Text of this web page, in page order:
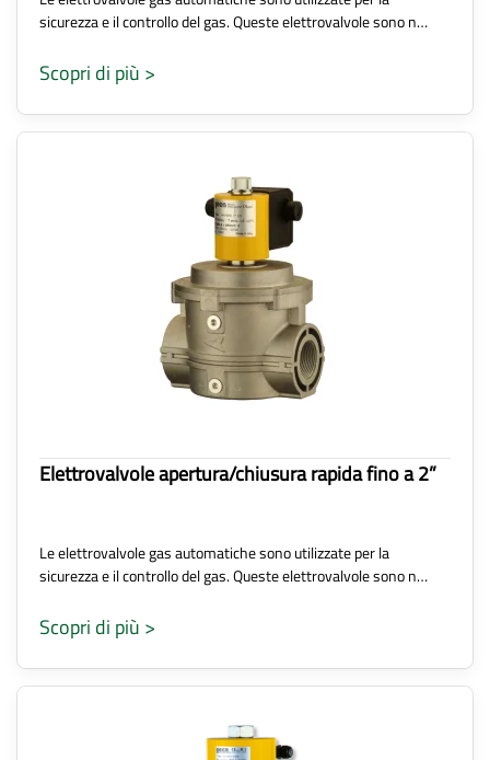
sicurezza e il controllo del gas. Queste elettrovalvole sono n…
Scopri di più >
Elettrovalvole apertura/chiusura rapida fino a 2”
Le elettrovalvole gas automatiche sono utilizzate per la
sicurezza e il controllo del gas. Queste elettrovalvole sono n…
Scopri di più >